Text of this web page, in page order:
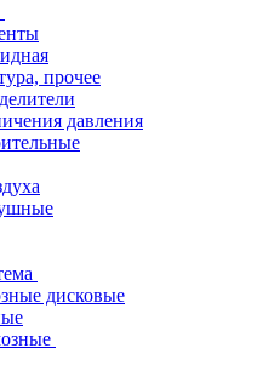
прочее
давления
дисковые